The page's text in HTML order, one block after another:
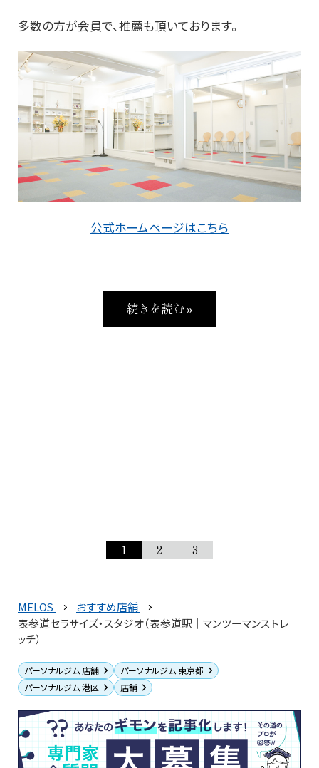
多数の方が会員で、推薦も頂いております。
公式ホームページはこちら
続きを読む »
1 2 3
MELOS
おすすめ店舗
表参道セラサイズ・スタジオ（表参道駅｜マンツーマンストレ
ッチ）
パーソナルジム 店舗
パーソナルジム 東京都
パーソナルジム 港区
店舗